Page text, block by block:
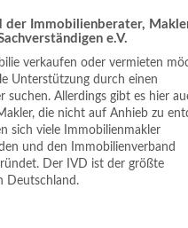
der Immobilienberater,
e.V.
verkaufen oder vermieten
Unterstützung durch einen
suchen. Allerdings gibt es hier
die nicht auf Anhieb zu
sich viele Immobilienmakler
und den Immobilienverband
Der IVD ist der größte
Deutschland.